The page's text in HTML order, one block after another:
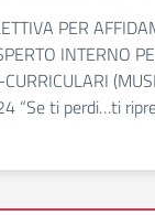
PER
INTERNO
“Se ti perdi…ti